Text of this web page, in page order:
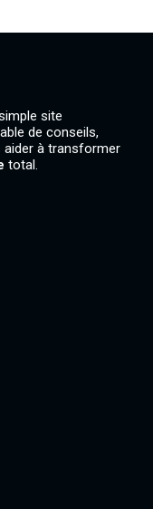
site
de conseils,
aider à transformer
total.